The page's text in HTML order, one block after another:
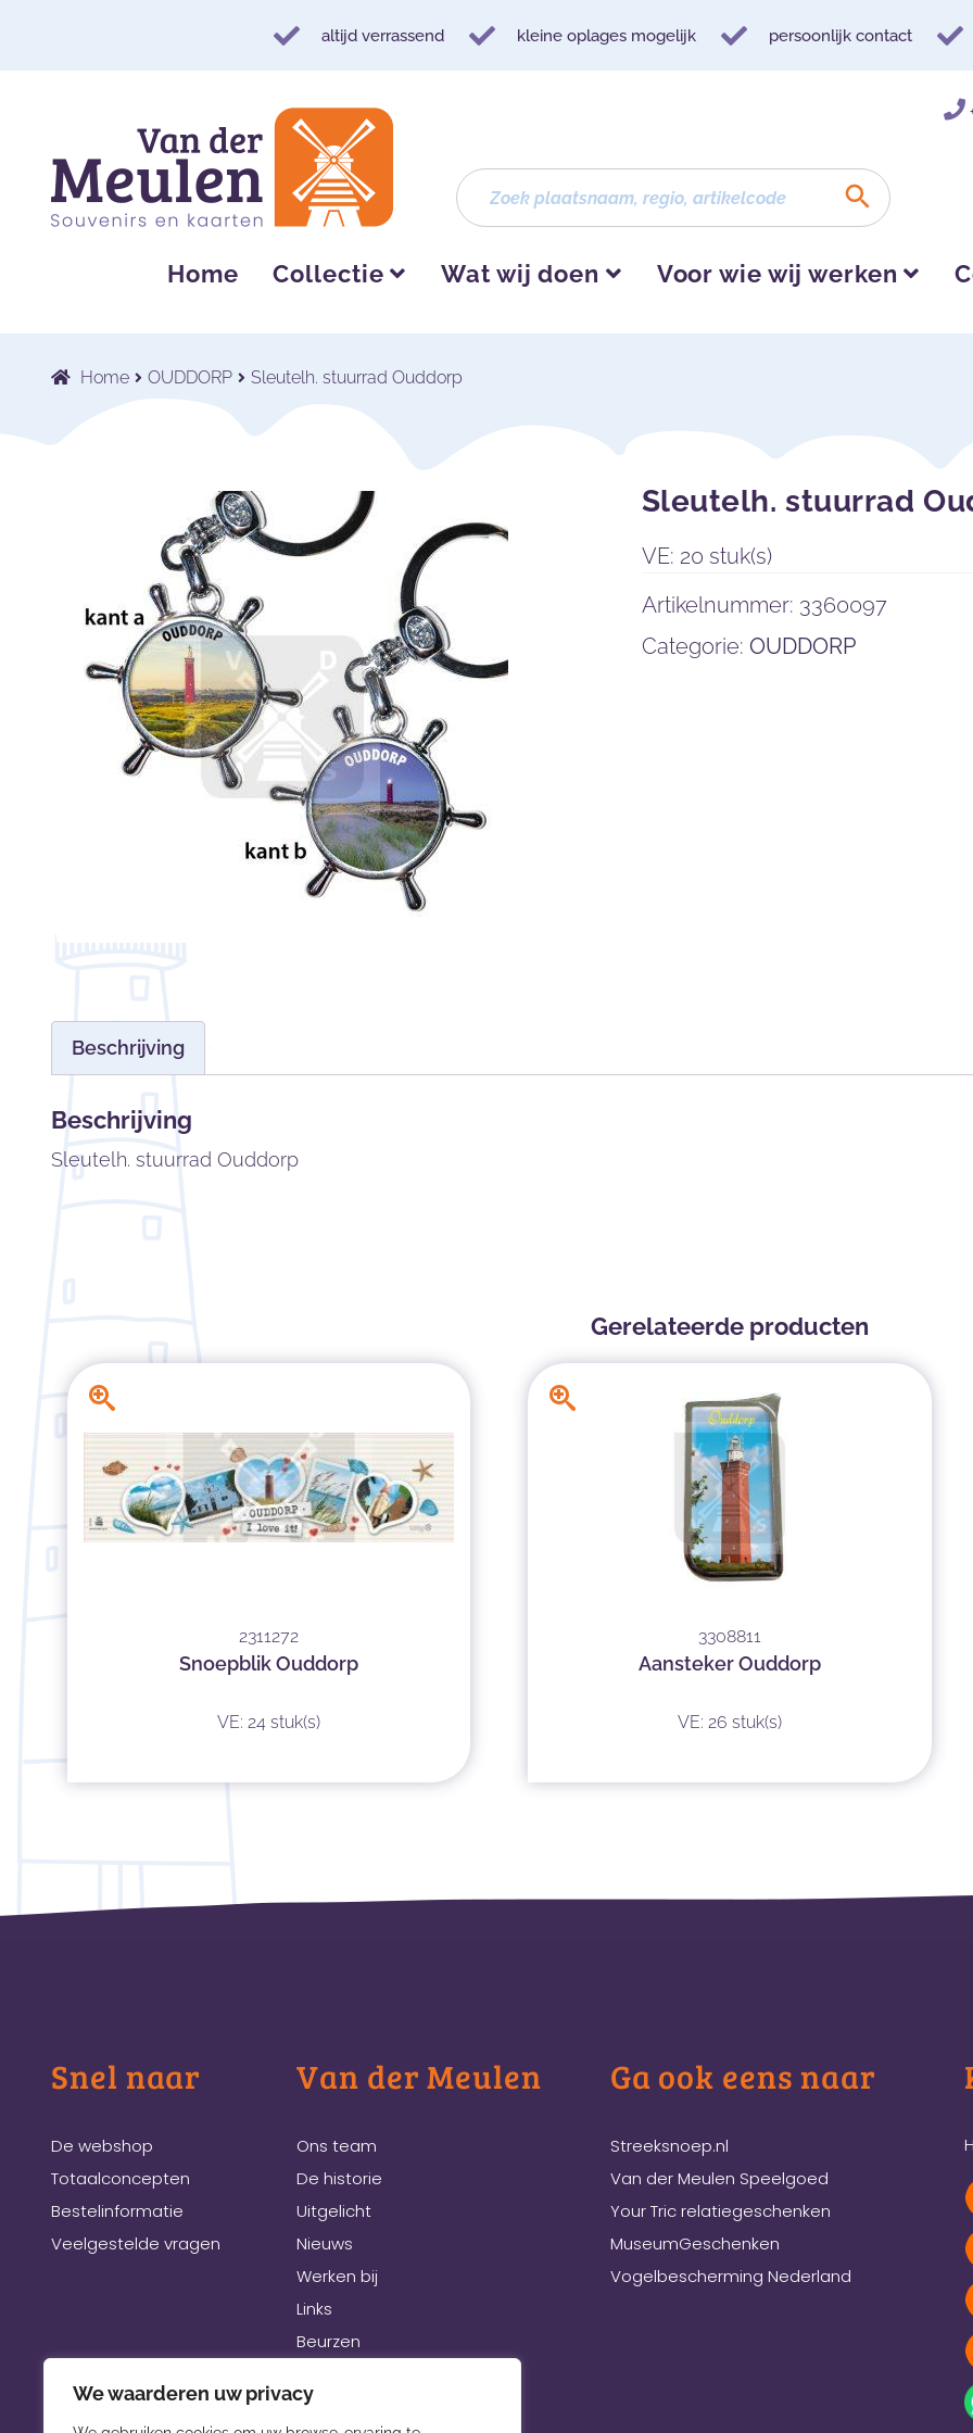
We waarderen uw privacy
altijd verrassend kleine oplages mogelijk persoonlijk contact
navigatie
inhoud
Home Collectie Wat wij doen Voor wie wij werken
Home OUDDORP Sleutelh. stuurrad Ouddorp
Sleutelh. stuurrad
VE: 20 stuk(s)
Artikelnummer: 3360097
Categorie: OUDDORP
Beschrijving
Beschrijving
Sleutelh. stuurrad Ouddorp
Gerelateerde producten
2311272
Snoepblik Ouddorp
VE: 24 stuk(s)
3308811
Aansteker Ouddorp
VE: 26 stuk(s)
Snel naar
De webshop
Totaalconcepten
Bestelinformatie
Veelgestelde vragen
Van der Meulen
Ons team
De historie
Uitgelicht
Nieuws
Werken bij
Links
Beurzen
Ga ook eens naar
Streeksnoep.nl
Van der Meulen Speelgoed
Your Tric relatiegeschenken
MuseumGeschenken
Vogelbescherming Nederland